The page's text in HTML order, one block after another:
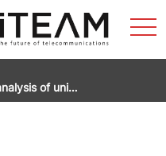
of uni…